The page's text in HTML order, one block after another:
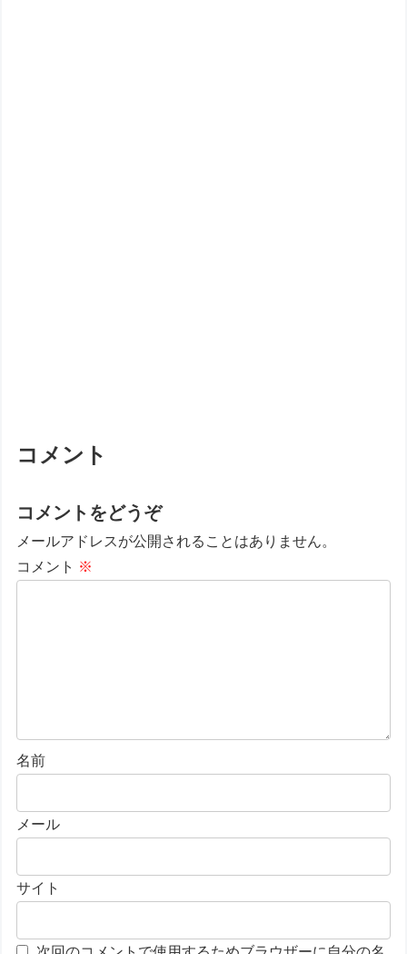
コメント
コメントをどうぞ
メールアドレスが公開されることはありません。
コメント ※
名前
メール
サイト